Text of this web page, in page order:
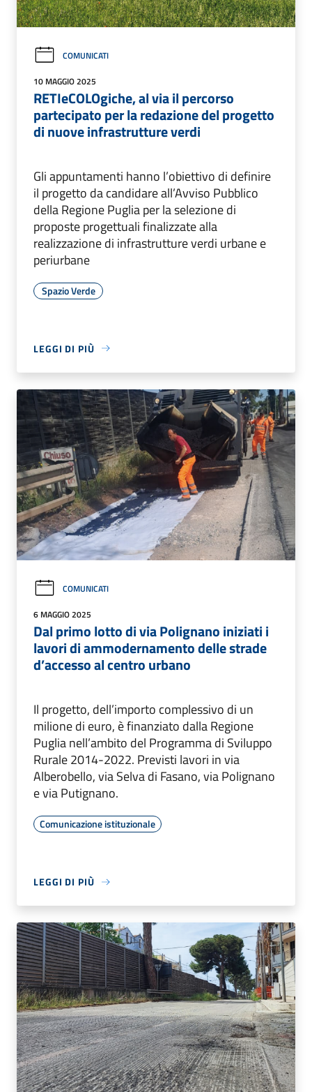
COMUNICATI
10 MAGGIO 2025
RETIeCOLOgiche, al via il percorso
partecipato per la redazione del progetto
di nuove infrastrutture verdi
Gli appuntamenti hanno l’obiettivo di definire
il progetto da candidare all’Avviso Pubblico
della Regione Puglia per la selezione di
proposte progettuali finalizzate alla
realizzazione di infrastrutture verdi urbane e
periurbane
Spazio Verde
LEGGI DI PIÙ
COMUNICATI
6 MAGGIO 2025
Dal primo lotto di via Polignano iniziati i
lavori di ammodernamento delle strade
d’accesso al centro urbano
Il progetto, dell’importo complessivo di un
milione di euro, è finanziato dalla Regione
Puglia nell’ambito del Programma di Sviluppo
Rurale 2014-2022. Previsti lavori in via
Alberobello, via Selva di Fasano, via Polignano
e via Putignano.
Comunicazione istituzionale
LEGGI DI PIÙ